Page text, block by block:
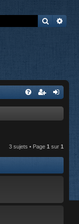
3 sujets • Page 1 sur 1